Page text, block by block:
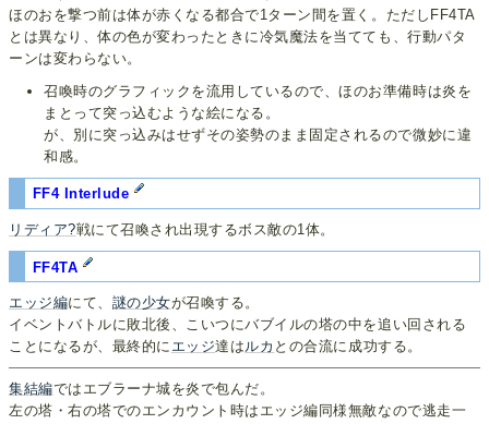
ほのおを撃つ前は体が赤くなる都合で1ターン間を置く。ただしFF4TA
とは異なり、体の色が変わったときに冷気魔法を当てても、行動パタ
ーンは変わらない。
召喚時のグラフィックを流用しているので、ほのお準備時は炎を
まとって突っ込むような絵になる。
が、別に突っ込みはせずその姿勢のまま固定されるので微妙に違
和感。
FF4 Interlude
リディア?戦にて召喚され出現するボス敵の1体。
FF4TA
エッジ編にて、 謎の少女が召喚する。
イベントバトルに敗北後、こいつにバブイルの塔の中を追い回される
ことになるが、最終的に エッジ達はルカ との合流に成功する。
集結編ではエブラーナ城を炎で包んだ。
左の塔・右の塔でのエンカウント時はエッジ編同様無敵なので逃走一